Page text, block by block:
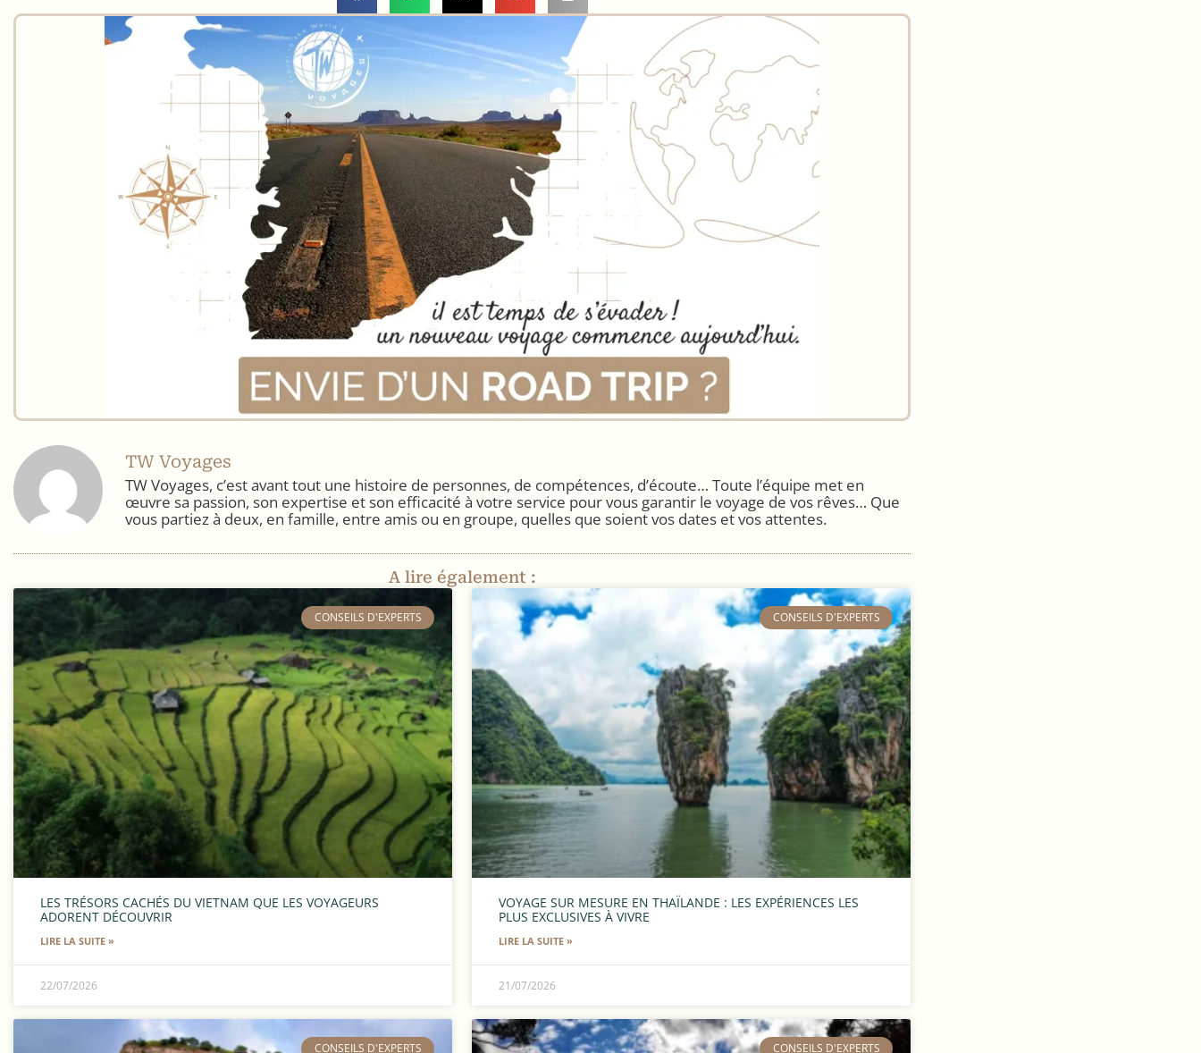
TW Voyages
TW Voyages, c’est avant tout une histoire de personnes, de compétences, d’écoute… Toute l’équipe met en
œuvre sa passion, son expertise et son efficacité à votre service pour vous garantir le voyage de vos rêves… Que
vous partiez à deux, en famille, entre amis ou en groupe, quelles que soient vos dates et vos attentes.
A lire également :
​CONSEILS D'EXPERTS
LES TRÉSORS CACHÉS DU VIETNAM QUE LES VOYAGEURS
ADORENT DÉCOUVRIR
LIRE LA SUITE »
22/07/2026
​CONSEILS D'EXPERTS
VOYAGE SUR MESURE EN THAÏLANDE : LES EXPÉRIENCES LES
PLUS EXCLUSIVES À VIVRE
LIRE LA SUITE »
21/07/2026
​CONSEILS D'EXPERTS ​CONSEILS D'EXPERTS